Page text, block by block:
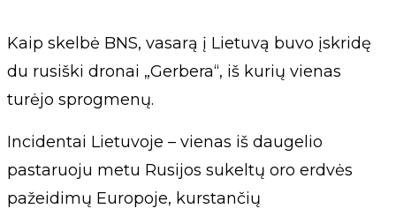
Kaip skelbė BNS, vasarą į Lietuvą buvo įskridę
du rusiški dronai „Gerbera“, iš kurių vienas
turėjo sprogmenų.
Incidentai Lietuvoje – vienas iš daugelio
pastaruoju metu Rusijos sukeltų oro erdvės
pažeidimų Europoje, kurstančių